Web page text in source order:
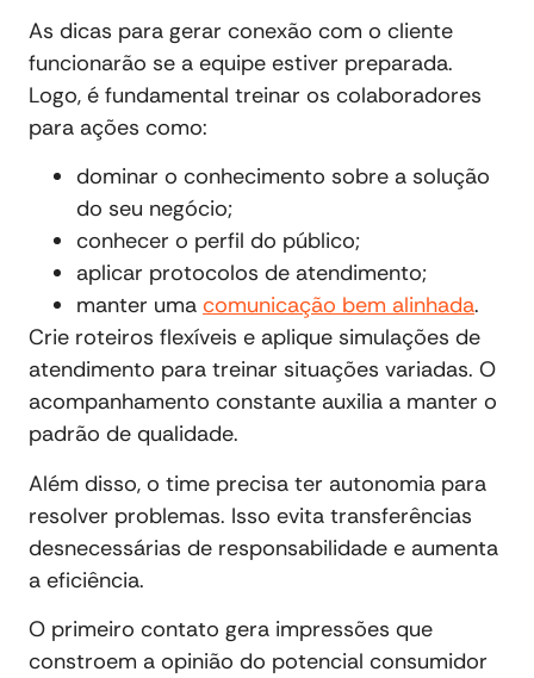
As dicas para gerar conexão com o cliente
funcionarão se a equipe estiver preparada.
Logo, é fundamental treinar os colaboradores
para ações como:
dominar o conhecimento sobre a solução
do seu negócio;
conhecer o perfil do público;
aplicar protocolos de atendimento;
manter uma comunicação bem alinhada.
Crie roteiros flexíveis e aplique simulações de
atendimento para treinar situações variadas. O
acompanhamento constante auxilia a manter o
padrão de qualidade.
Além disso, o time precisa ter autonomia para
resolver problemas. Isso evita transferências
desnecessárias de responsabilidade e aumenta
a eficiência.
O primeiro contato gera impressões que
constroem a opinião do potencial consumidor